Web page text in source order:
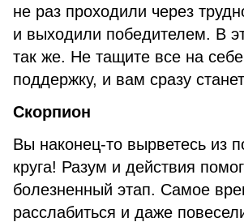
не раз проходили через
и выходили победителем. В
так же. Не тащите все на
поддержку, и вам сразу
Скорпион
Вы наконец-то вырветесь из
круга! Разум и действия
болезненный этап. Самое
расслабиться и даже